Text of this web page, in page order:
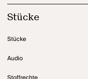
Stücke
Stücke
Audio